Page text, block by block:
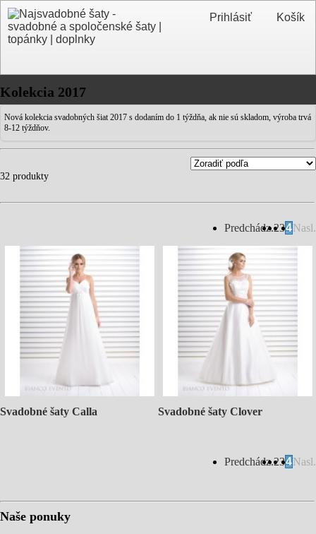
Košík
Prihlásiť
Kolekcia 2017
Nová kolekcia svadobných šiat 2017 s dodaním do 1 týždňa, ak nie sú skladom, výroba trvá
8-12 týždňov.
32 produkty
Predchádz.234Nasl.
Svadobné šaty Calla Svadobné šaty Clover
Predchádz.234Nasl.
Naše ponuky